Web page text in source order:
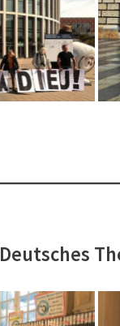
Deutsches